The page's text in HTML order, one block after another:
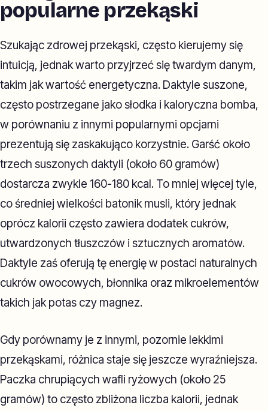
popularne przekąski
Szukając zdrowej przekąski, często kierujemy się
intuicją, jednak warto przyjrzeć się twardym danym,
takim jak wartość energetyczna. Daktyle suszone,
często postrzegane jako słodka i kaloryczna bomba,
w porównaniu z innymi popularnymi opcjami
prezentują się zaskakująco korzystnie. Garść około
trzech suszonych daktyli (około 60 gramów)
dostarcza zwykle 160-180 kcal. To mniej więcej tyle,
co średniej wielkości batonik musli, który jednak
oprócz kalorii często zawiera dodatek cukrów,
utwardzonych tłuszczów i sztucznych aromatów.
Daktyle zaś oferują tę energię w postaci naturalnych
cukrów owocowych, błonnika oraz mikroelementów
takich jak potas czy magnez.
Gdy porównamy je z innymi, pozornie lekkimi
przekąskami, różnica staje się jeszcze wyraźniejsza.
Paczka chrupiących wafli ryżowych (około 25
gramów) to często zbliżona liczba kalorii, jednak